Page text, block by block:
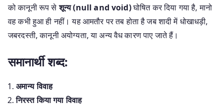
को कानूनी रूप सेशून्य (null and void)घोषित कर दिया गया है, मानो
वह कभी हुआ ही नहीं। यह आमतौर पर तब होता है जब शादी में धोखाधड़ी,
जबरदस्ती, कानूनी अयोग्यता, या अन्य वैध कारण पाए जाते हैं।
समानार्थी शब्द:
अमान्य विवाह
निरस्त किया गया विवाह